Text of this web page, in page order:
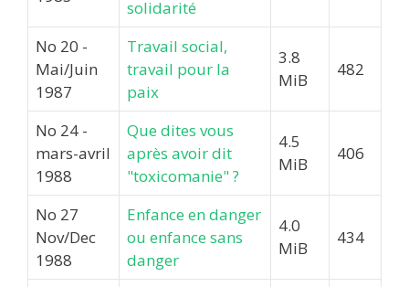
solidarité
No 20 -
Mai/Juin
1987
Travail social,
travail pour la
paix
3.8
MiB
482
No 24 -
mars-avril
1988
Que dites vous
après avoir dit
"toxicomanie" ?
4.5
MiB
406
No 27
Nov/Dec
1988
Enfance en danger
ou enfance sans
danger
4.0
MiB
434